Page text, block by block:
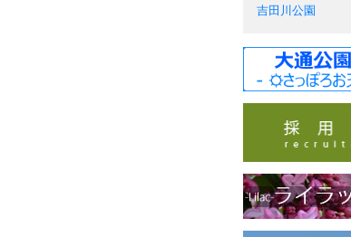
吉田川公園